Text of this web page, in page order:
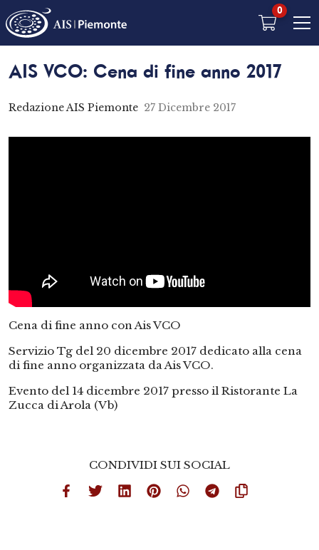
0
AIS VCO: Cena di fine anno 2017
Redazione AIS Piemonte 27 Dicembre 2017
Cena di fine anno con Ais VCO
Servizio Tg del 20 dicembre 2017 dedicato alla cena
di fine anno organizzata da Ais VCO.
Evento del 14 dicembre 2017 presso il Ristorante La
Zucca di Arola (Vb)
CONDIVIDI SUI SOCIAL